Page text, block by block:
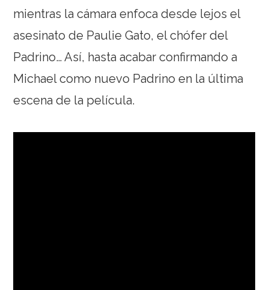
mientras la cámara enfoca desde lejos el
asesinato de Paulie Gato, el chófer del
Padrino… Así, hasta acabar confirmando a
Michael como nuevo Padrino en la última
escena de la película.